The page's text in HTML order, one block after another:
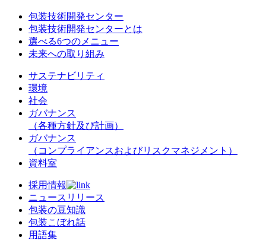
包装技術開発センター
包装技術開発センターとは
選べる6つのメニュー
未来への取り組み
サステナビリティ
環境
社会
ガバナンス
（各種方針及び計画）
ガバナンス
（コンプライアンスおよびリスクマネジメント）
資料室
採用情報
ニュースリリース
包装の豆知識
包装こぼれ話
用語集